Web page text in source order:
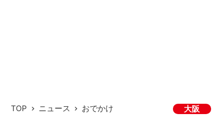
TOP ニュース おでかけ 大阪